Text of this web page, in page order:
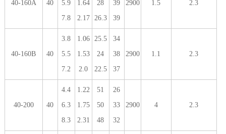
40-160A 40
5.9
7.8
1.64
2.17
28
26.3
39
39
2900 1.5 2.3
40-160B 40
3.8
5.5
7.2
1.06
1.53
2.0
25.5
24
22.5
34
38
37
2900 1.1 2.3
40-200 40
4.4
6.3
8.3
1.22
1.75
2.31
51
50
48
26
33
32
2900 4 2.3